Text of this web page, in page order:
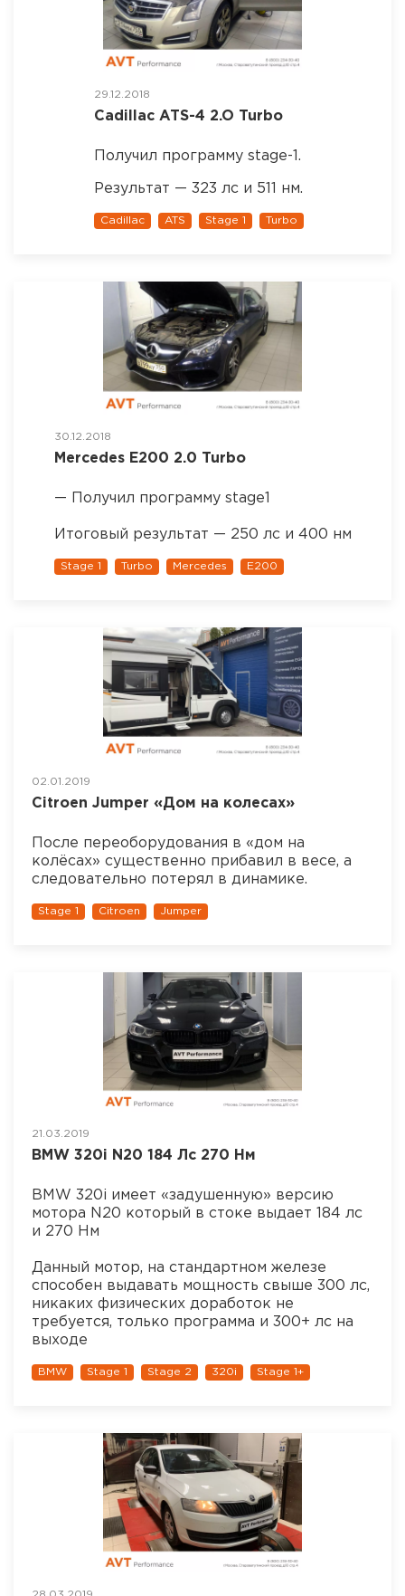
29.12.2018
Cadillac ATS-4 2.O Turbo
Получил программу stage-1.
Результат — 323 лс и 511 нм.
Cadillac ATS Stage 1 Turbo
30.12.2018
Mercedes Е200 2.0 Turbo
— Получил программу stage1
Итоговый результат — 250 лс и 400 нм
Stage 1 Turbo Mercedes E200
02.01.2019
Citroen Jumper «Дом на колесах»
После переоборудования в «дом на
колёсах» существенно прибавил в весе, а
следовательно потерял в динамике.
Stage 1 Citroen Jumper
21.03.2019
BMW 320i N20 184 Лс 270 Нм
BMW 320i имеет «задушенную» версию
мотора N20 который в стоке выдает 184 лс
и 270 Нм
Данный мотор, на стандартном железе
способен выдавать мощность свыше 300 лс,
никаких физических доработок не
требуется, только программа и 300+ лс на
выходе
BMW Stage 1 Stage 2 320i Stage 1+